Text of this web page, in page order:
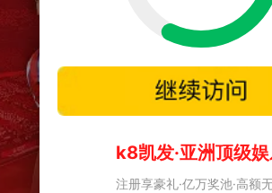
k8凯发·亚洲顶级
注册享豪礼·亿万奖池·高额